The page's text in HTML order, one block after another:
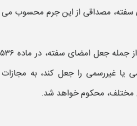
، مصداقی از اینجرم محسوب می‌
جمله جعل امضای سفته، در ماده ۵۳۶ قانون
یا غیررسمی راجعلکند، به
مختلف، محکوم خواهد شد.